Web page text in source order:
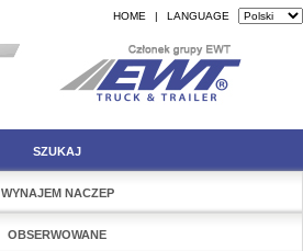
HOME | LANGUAGE
SZUKAJ
WYNAJEM NACZEP
OBSERWOWANE